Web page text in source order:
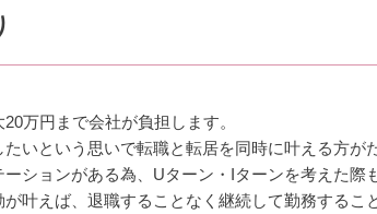
万円まで会社が負担します。
いという思いで転職と転居を同時に叶える方が
ションがある為、Uターン・Iターンを考えた際
叶えば、退職することなく継続して勤務するこ